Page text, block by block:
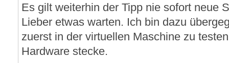
Es gilt weiterhin der Tipp nie sofort neue
Lieber etwas warten. Ich bin dazu
zuerst in der virtuellen Maschine zu
Hardware stecke.